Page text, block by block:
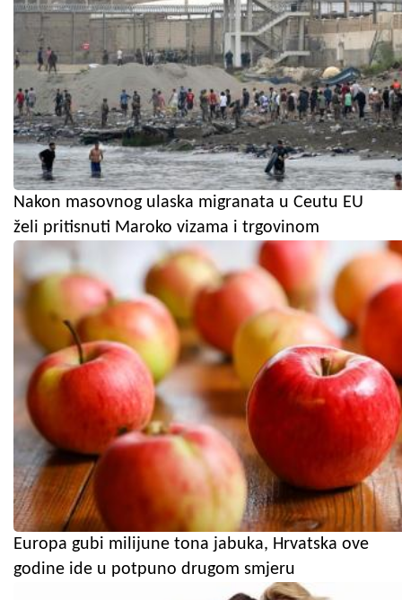
Nakon masovnog ulaska migranata u Ceutu EU
želi pritisnuti Maroko vizama i trgovinom
Europa gubi milijune tona jabuka, Hrvatska ove
godine ide u potpuno drugom smjeru